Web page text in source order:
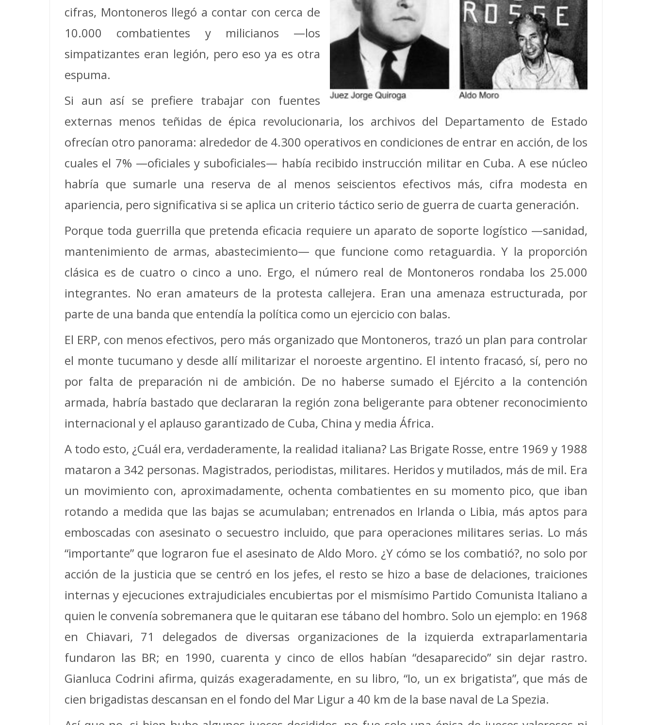
cifras, Montoneros llegó a contar con cerca de
10.000 combatientes y milicianos —los
simpatizantes eran legión, pero eso ya es otra
espuma.
Si aun así se prefiere trabajar con fuentes
externas menos teñidas de épica revolucionaria, los archivos del Departamento de Estado
ofrecían otro panorama: alrededor de 4.300 operativos en condiciones de entrar en acción, de los
cuales el 7% —oficiales y suboficiales— había recibido instrucción militar en Cuba. A ese núcleo
habría que sumarle una reserva de al menos seiscientos efectivos más, cifra modesta en
apariencia, pero significativa si se aplica un criterio táctico serio de guerra de cuarta generación.
Porque toda guerrilla que pretenda eficacia requiere un aparato de soporte logístico —sanidad,
mantenimiento de armas, abastecimiento— que funcione como retaguardia. Y la proporción
clásica es de cuatro o cinco a uno. Ergo, el número real de Montoneros rondaba los 25.000
integrantes. No eran amateurs de la protesta callejera. Eran una amenaza estructurada, por
parte de una banda que entendía la política como un ejercicio con balas.
El ERP, con menos efectivos, pero más organizado que Montoneros, trazó un plan para controlar
el monte tucumano y desde allí militarizar el noroeste argentino. El intento fracasó, sí, pero no
por falta de preparación ni de ambición. De no haberse sumado el Ejército a la contención
armada, habría bastado que declararan la región zona beligerante para obtener reconocimiento
internacional y el aplauso garantizado de Cuba, China y media África.
A todo esto, ¿Cuál era, verdaderamente, la realidad italiana? Las Brigate Rosse, entre 1969 y 1988
mataron a 342 personas. Magistrados, periodistas, militares. Heridos y mutilados, más de mil. Era
un movimiento con, aproximadamente, ochenta combatientes en su momento pico, que iban
rotando a medida que las bajas se acumulaban; entrenados en Irlanda o Libia, más aptos para
emboscadas con asesinato o secuestro incluido, que para operaciones militares serias. Lo más
“importante” que lograron fue el asesinato de Aldo Moro. ¿Y cómo se los combatió?, no solo por
acción de la justicia que se centró en los jefes, el resto se hizo a base de delaciones, traiciones
internas y ejecuciones extrajudiciales encubiertas por el mismísimo Partido Comunista Italiano a
quien le convenía sobremanera que le quitaran ese tábano del hombro. Solo un ejemplo: en 1968
en Chiavari, 71 delegados de diversas organizaciones de la izquierda extraparlamentaria
fundaron las BR; en 1990, cuarenta y cinco de ellos habían “desaparecido” sin dejar rastro.
Gianluca Codrini afirma, quizás exageradamente, en su libro, “Io, un ex brigatista”, que más de
cien brigadistas descansan en el fondo del Mar Ligur a 40 km de la base naval de La Spezia.